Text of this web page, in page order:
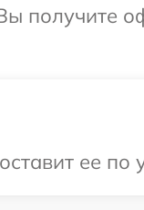
получите
ее по